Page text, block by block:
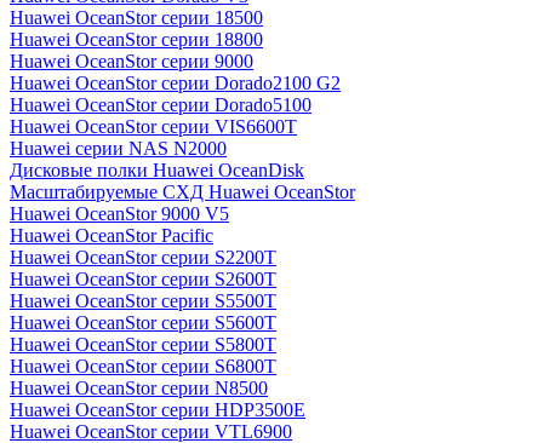
Huawei OceanStor серии 18500
Huawei OceanStor серии 18800
Huawei OceanStor серии 9000
Huawei OceanStor серии Dorado2100 G2
Huawei OceanStor серии Dorado5100
Huawei OceanStor серии VIS6600T
Huawei серии NAS N2000
Дисковые полки Huawei OceanDisk
Масштабируемые СХД Huawei OceanStor
Huawei OceanStor 9000 V5
Huawei OceanStor Pacific
Huawei OceanStor серии S2200T
Huawei OceanStor серии S2600T
Huawei OceanStor серии S5500T
Huawei OceanStor серии S5600T
Huawei OceanStor серии S5800T
Huawei OceanStor серии S6800T
Huawei OceanStor серии N8500
Huawei OceanStor серии HDP3500E
Huawei OceanStor серии VTL6900